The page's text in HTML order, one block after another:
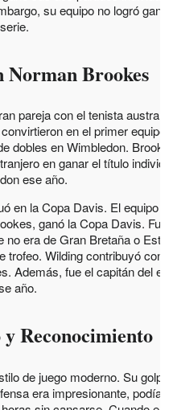
su equipo no logró
serie.
Brookes
pareja con el tenista
en el primer equipo
dobles en Wimbledon.
en ganar el título
ese año.
en la Copa Davis. El equipo
ganó la Copa Davis. Fue
no era de Gran Bretaña o
trofeo. Wilding contribuyó con
Además, fue el capitán del
año.
Reconocimiento
de juego moderno. Su golpe
era impresionante, podía